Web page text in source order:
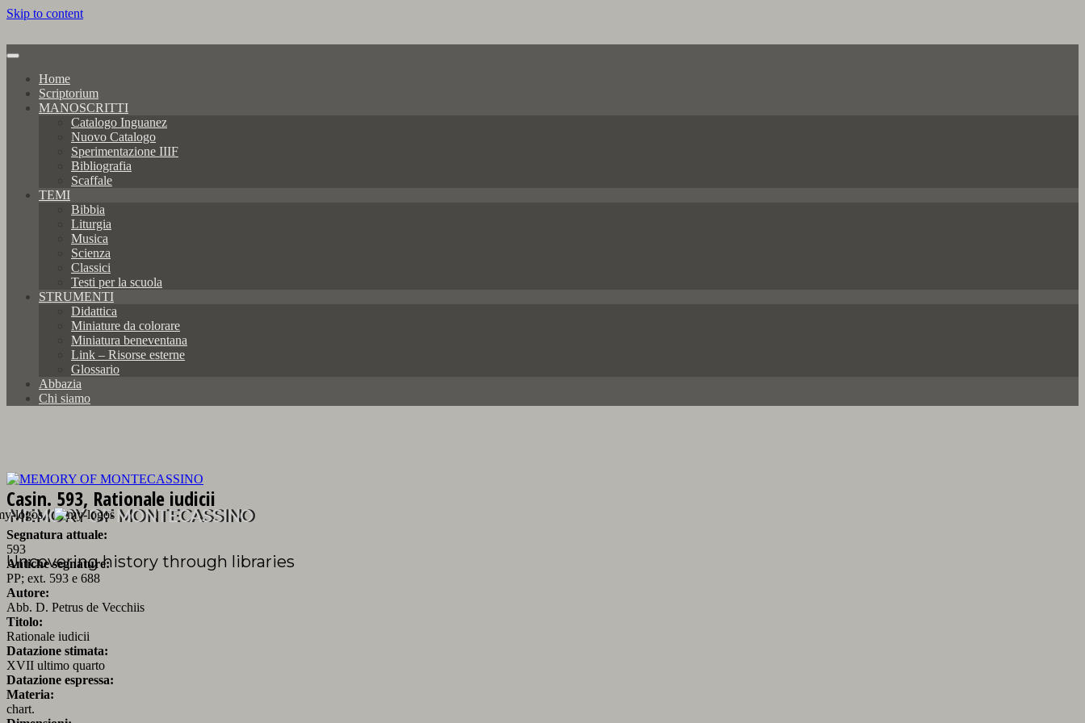
Skip to content
Home
Scriptorium
MANOSCRITTI
Catalogo Inguanez
Nuovo Catalogo
Sperimentazione IIIF
Bibliografia
Scaffale
TEMI
Bibbia
Liturgia
Musica
Scienza
Classici
Testi per la scuola
STRUMENTI
Didattica
Miniature da colorare
Miniatura beneventana
Link – Risorse esterne
Glossario
Abbazia
Chi siamo
MEMORY OF MONTECASSINO
Uncovering history through libraries
Casin. 593, Rationale iudicii
Segnatura attuale:
593
Antiche segnature:
PP; ext. 593 e 688
Autore:
Abb. D. Petrus de Vecchiis
Titolo:
Rationale iudicii
Datazione stimata:
XVII ultimo quarto
Datazione espressa:
Materia:
chart.